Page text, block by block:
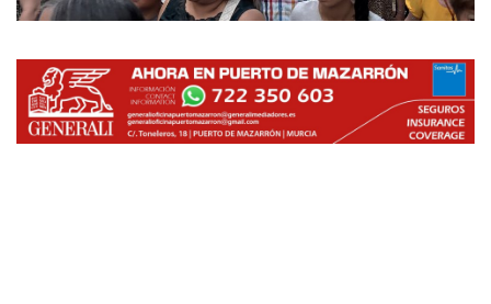
Galerías
Contacto
Empresas